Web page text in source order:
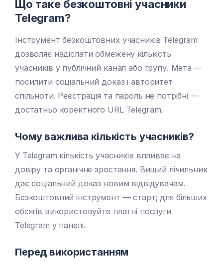
Що таке безкоштовні учасники
Telegram?
Інструмент безкоштовних учасників Telegram
дозволяє надіслати обмежену кількість
учасників у публічний канал або групу. Мета —
посилити соціальний доказ і авторитет
спільноти. Реєстрація та пароль не потрібні —
достатньо коректного URL Telegram.
Чому важлива кількість учасників?
У Telegram кількість учасників впливає на
довіру та органічне зростання. Вищий лічильник
дає соціальний доказ новим відвідувачам.
Безкоштовний інструмент — старт; для більших
обсягів використовуйте платні послуги
Telegram у панелі.
Перед використанням